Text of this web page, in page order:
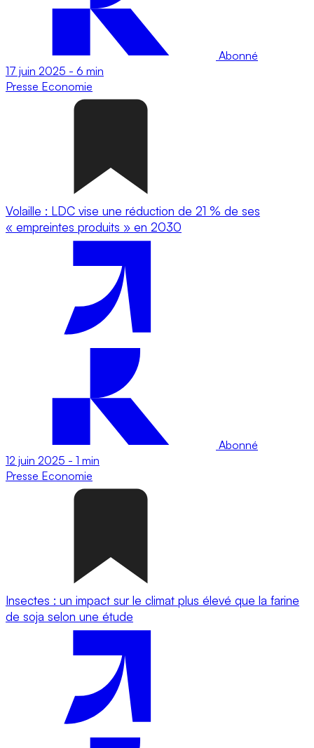
Abonné
17 juin 2025 - 6 min
Presse Economie
Volaille : LDC vise une réduction de 21 % de ses
« empreintes produits » en 2030
Abonné
12 juin 2025 - 1 min
Presse Economie
Insectes : un impact sur le climat plus élevé que la farine
de soja selon une étude